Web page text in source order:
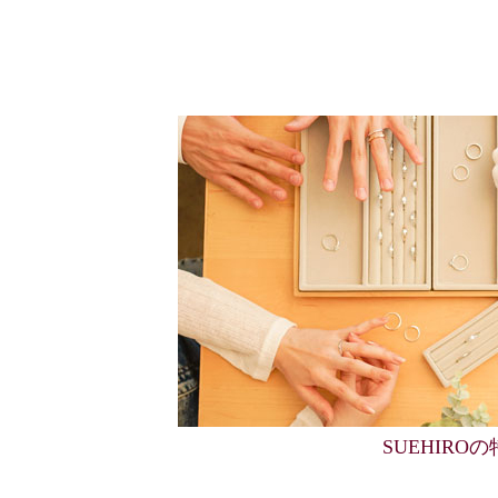
SUEHIROの